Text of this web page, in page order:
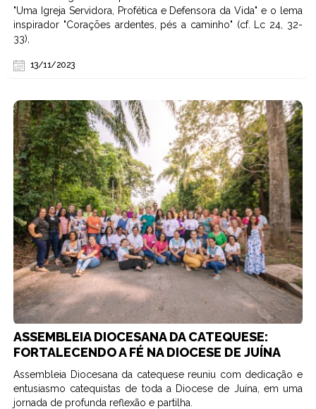
"Uma Igreja Servidora, Profética e Defensora da Vida" e o lema
inspirador "Corações ardentes, pés a caminho" (cf. Lc 24, 32-
33),
13/11/2023
ASSEMBLEIA DIOCESANA DA CATEQUESE:
FORTALECENDO A FÉ NA DIOCESE DE JUÍNA
Assembleia Diocesana da catequese reuniu com dedicação e
entusiasmo catequistas de toda a Diocese de Juína, em uma
jornada de profunda reflexão e partilha.